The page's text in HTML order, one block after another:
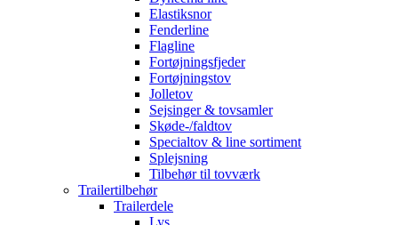
Elastiksnor
Fenderline
Flagline
Fortøjningsfjeder
Fortøjningstov
Jolletov
Sejsinger & tovsamler
Skøde-/faldtov
Specialtov & line sortiment
Splejsning
Tilbehør til tovværk
Trailertilbehør
Trailerdele